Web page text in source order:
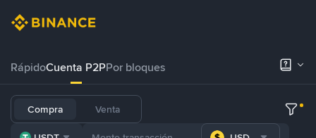
RápidoCuenta P2PPor bloques
Compra Venta